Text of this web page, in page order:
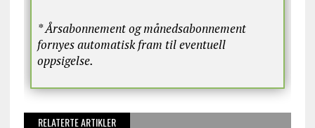
* Årsabonnement og månedsabonnement
fornyes automatisk fram til eventuell
oppsigelse.
RELATERTE ARTIKLER